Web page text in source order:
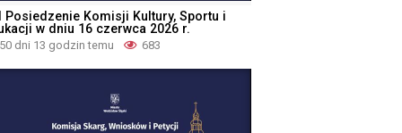
Posiedzenie Komisji Kultury, Sportu i
w dniu 16 czerwca 2026 r.
50 dni 13 godzin temu 683